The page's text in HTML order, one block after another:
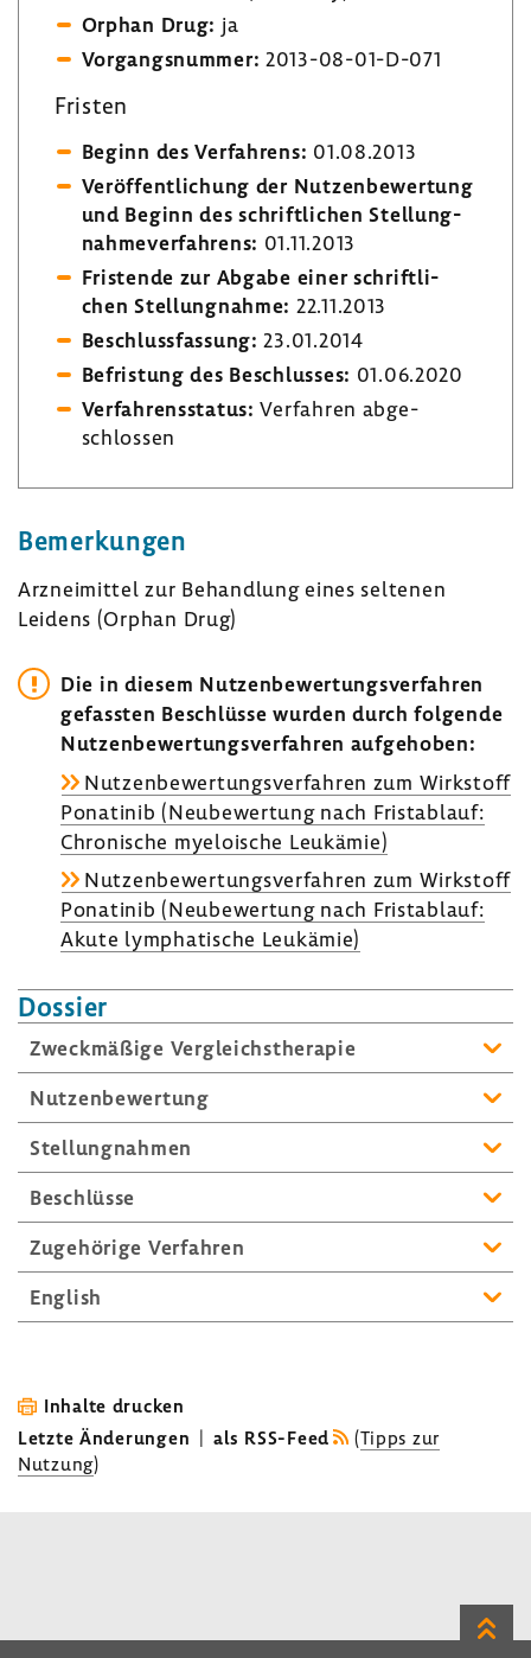
Orphan Drug: ja
Vorgangs­nummer: 2013-​08-01-D-071
Fristen
Beginn des Verfah­rens: 01.08.2013
Veröf­fent­li­chung der Nutzen­be­wer­tung
und Beginn des schrift­li­chen Stel­lung­
nah­me­ver­fah­rens: 01.11.2013
Fris­tende zur Abgabe einer schrift­li­
chen Stel­lung­nahme: 22.11.2013
Beschluss­fas­sung: 23.01.2014
Befris­tung des Beschlusses: 01.06.2020
Verfah­rens­status: Verfahren abge­
schlossen
Bemer­kungen
Arznei­mittel zur Behand­lung eines seltenen
Leidens (Orphan Drug)
Die in diesem Nutzen­be­wer­tungs­ver­fahren
gefassten Beschlüsse wurden durch folgende
Nutzen­be­wer­tungs­ver­fahren aufge­hoben:
Nutzen­be­wer­tungs­ver­fahren zum Wirk­stoff
Pona­tinib (Neube­wer­tung nach Frist­ab­lauf:
Chro­ni­sche myeloi­sche Leuk­ämie)
Nutzen­be­wer­tungs­ver­fahren zum Wirk­stoff
Pona­tinib (Neube­wer­tung nach Frist­ab­lauf:
Akute lympha­ti­sche Leuk­ämie)
Dossier
Zweck­mä­ßige Vergleichs­the­rapie
Nutzen­be­wer­tung
Stel­lung­nahmen
Beschlüsse
Zuge­hö­rige Verfahren
English
Inhalte drucken
Letzte Änderungen | als RSS-Feed (Tipps zur
Nutzung)
Zum